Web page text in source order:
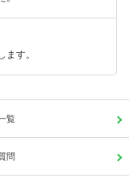
す。
覧
問